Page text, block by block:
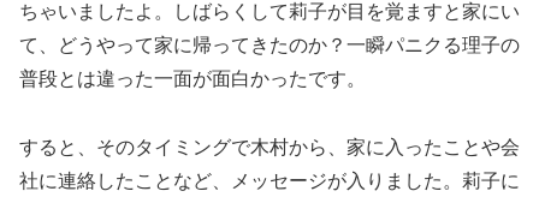
ちゃいましたよ。しばらくして莉子が目を覚ますと家にい
て、どうやって家に帰ってきたのか？一瞬パニクる理子の
普段とは違った一面が面白かったです。
すると、そのタイミングで木村から、家に入ったことや会
社に連絡したことなど、メッセージが入りました。莉子に